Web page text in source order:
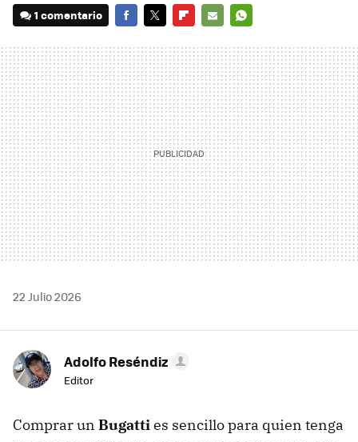
1 comentario
MAIL
22 Julio 2026
Adolfo Reséndiz
Editor
Comprar un Bugatties sencillo para quien tenga